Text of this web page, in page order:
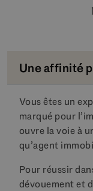
Une affinité
Vous êtes un
marqué pour
ouvre la voie à
qu’agent
Pour réussir
dévouement et